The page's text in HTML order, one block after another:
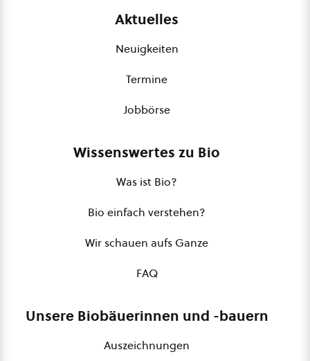
Aktuelles
Neuigkeiten
Termine
Jobbörse
Wissenswertes zu Bio
Was ist Bio?
Bio einfach verstehen?
Wir schauen aufs Ganze
FAQ
Unsere Biobäuerinnen und -bauern
Auszeichnungen